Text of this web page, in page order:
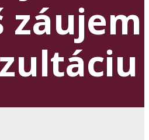
záujem